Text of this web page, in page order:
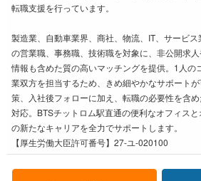
転職支援を行っています。
製造業、自動車業界、商社、物流、IT、サービ
の営業職、事務職、技術職を対象に、非公開求
情報も含めた質の高いマッチングを提供。1人の
業双方を担当するため、きめ細やかなサポート
策、入社後フォローに加え、転職の必要性を含
対応。BTSチットロム駅直通の便利なオフィス
の新たなキャリアを全力でサポートします。
【厚生労働大臣許可番号】27-ユ-020100